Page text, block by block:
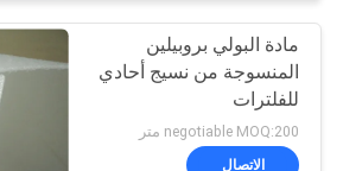
مادة البولي بروبيلين
المنسوجة من نسيج أحادي
للفلترات
negotiable MOQ:200 متر
الاتصال